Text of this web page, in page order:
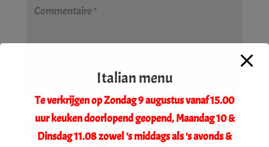
Italian menu
Te verkrijgen op Zondag 9 augustus vanaf 15.00
uur keuken doorlopend geopend, Maandag 10 &
Dinsdag 11.08 zowel 's middags als 's avonds &